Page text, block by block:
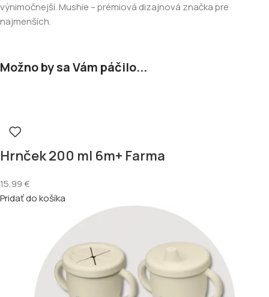
výnimočnejší. Mushie – prémiová dizajnová značka pre
najmenších.
Možno by sa Vám páčilo...
Hrnček 200 ml 6m+ Farma
15,99€
Pridať do košíka